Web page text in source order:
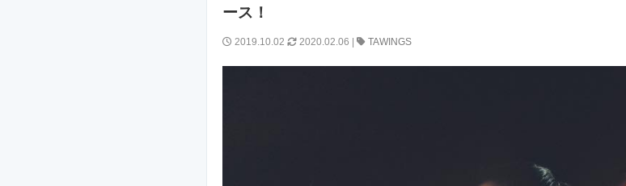
ース！
2019.10.02 2020.02.06 | TAWINGS